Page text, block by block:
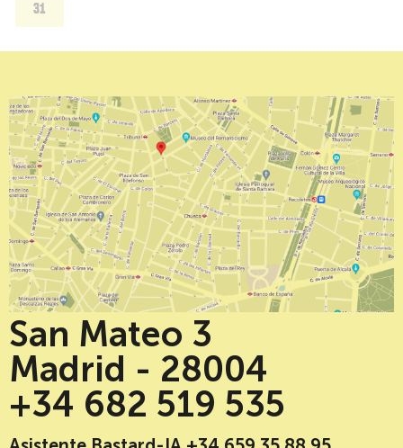
31
San Mateo 3
Madrid - 28004
+34 682 519 535